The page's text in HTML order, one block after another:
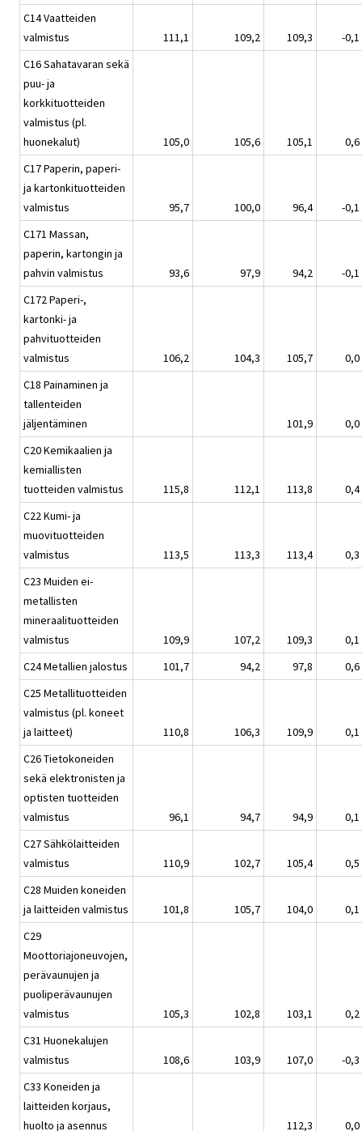
C14 Vaatteiden
valmistus
111,1 109,2 109,3
-0,1
C16 Sahatavaran sekä
puu- ja
korkkituotteiden
valmistus (pl.
huonekalut)
105,0 105,6 105,1
0,6
C17 Paperin, paperi-
ja kartonkituotteiden
valmistus
95,7 100,0 96,4
-0,1
C171 Massan,
paperin, kartongin ja
pahvin valmistus
93,6 97,9 94,2
-0,1
C172 Paperi-,
kartonki- ja
pahvituotteiden
valmistus
106,2 104,3 105,7
0,0
C18 Painaminen ja
tallenteiden
jäljentäminen
101,9
0,0
C20 Kemikaalien ja
kemiallisten
tuotteiden valmistus
115,8 112,1 113,8
0,4
C22 Kumi- ja
muovituotteiden
valmistus
113,5 113,3 113,4
0,3
C23 Muiden ei-
metallisten
mineraalituotteiden
valmistus
109,9 107,2 109,3
0,1
C24 Metallien jalostus
101,7 94,2 97,8
0,6
C25 Metallituotteiden
valmistus (pl. koneet
ja laitteet)
110,8 106,3 109,9
0,1
C26 Tietokoneiden
sekä elektronisten ja
optisten tuotteiden
valmistus
96,1 94,7 94,9
0,1
C27 Sähkölaitteiden
valmistus
110,9 102,7 105,4
0,5
C28 Muiden koneiden
ja laitteiden valmistus
101,8 105,7 104,0
0,1
C29
Moottoriajoneuvojen,
perävaunujen ja
puoliperävaunujen
valmistus
105,3 102,8 103,1
0,2
C31 Huonekalujen
valmistus
108,6 103,9 107,0
-0,3
C33 Koneiden ja
laitteiden korjaus,
huolto ja asennus
112,3 0,0